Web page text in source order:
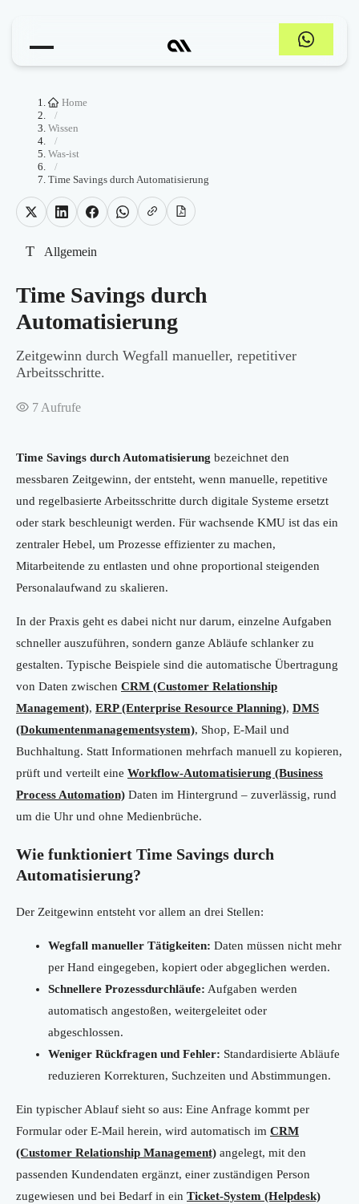
Home
/
Wissen
/
Was-ist
/
Time Savings durch Automatisierung
T Allgemein
Time Savings durch
Automatisierung
Zeitgewinn durch Wegfall manueller, repetitiver
Arbeitsschritte.
7 Aufrufe
Time Savings durch Automatisierung bezeichnet den
messbaren Zeitgewinn, der entsteht, wenn manuelle, repetitive
und regelbasierte Arbeitsschritte durch digitale Systeme ersetzt
oder stark beschleunigt werden. Für wachsende KMU ist das ein
zentraler Hebel, um Prozesse effizienter zu machen,
Mitarbeitende zu entlasten und ohne proportional steigenden
Personalaufwand zu skalieren.
In der Praxis geht es dabei nicht nur darum, einzelne Aufgaben
schneller auszuführen, sondern ganze Abläufe schlanker zu
gestalten. Typische Beispiele sind die automatische Übertragung
von Daten zwischen CRM (Customer Relationship
Management), ERP (Enterprise Resource Planning), DMS
(Dokumentenmanagementsystem), Shop, E-Mail und
Buchhaltung. Statt Informationen mehrfach manuell zu kopieren,
prüft und verteilt eine Workflow-Automatisierung (Business
Process Automation) Daten im Hintergrund – zuverlässig, rund
um die Uhr und ohne Medienbrüche.
Wie funktioniert Time Savings durch
Automatisierung?
Der Zeitgewinn entsteht vor allem an drei Stellen:
Wegfall manueller Tätigkeiten: Daten müssen nicht mehr
per Hand eingegeben, kopiert oder abgeglichen werden.
Schnellere Prozessdurchläufe: Aufgaben werden
automatisch angestoßen, weitergeleitet oder
abgeschlossen.
Weniger Rückfragen und Fehler: Standardisierte Abläufe
reduzieren Korrekturen, Suchzeiten und Abstimmungen.
Ein typischer Ablauf sieht so aus: Eine Anfrage kommt per
Formular oder E-Mail herein, wird automatisch im CRM
(Customer Relationship Management) angelegt, mit den
passenden Kundendaten ergänzt, einer zuständigen Person
zugewiesen und bei Bedarf in ein Ticket-System (Helpdesk)